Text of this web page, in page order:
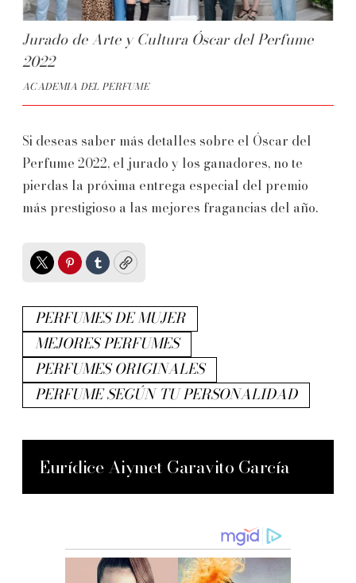
Jurado de Arte y Cultura Óscar del Perfume
2022
ACADEMIA DEL PERFUME
Si deseas saber más detalles sobre el Óscar del
Perfume 2022, el jurado y los ganadores, no te
pierdas la próxima entrega especial del premio
más prestigioso a las mejores fragancias del año.
TwitterPinterest
TumblrCopy
PERFUMES DE MUJER
MEJORES PERFUMES
PERFUMES ORIGINALES
PERFUME SEGÚN TU PERSONALIDAD
Eurídice Aiymet Garavito García